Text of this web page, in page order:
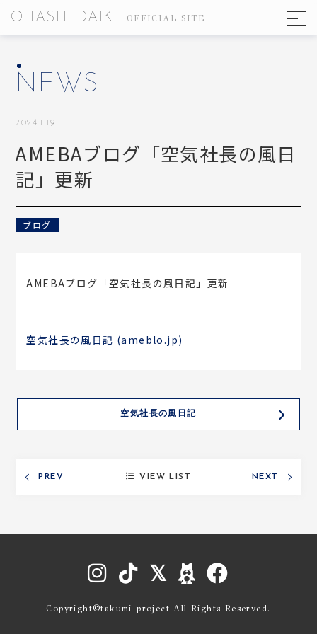
OHASHI DAIKI OFFICIAL SITE
MEDIA
ARCHIVES
CONTACT
PROFILE
NEWS
2024.1.19
AMEBAブログ「空気社長の風日
記」更新
ブログ
AMEBAブログ「空気社長の風日記」更新
空気社長の風日記 (ameblo.jp)
空気社長の風日記
PREV VIEW LIST NEXT
Copyright©takumi-project All Rights Reserved.